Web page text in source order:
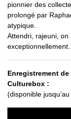
pionnier des
prolongé par
atypique.
Attendri, rajeuni, on
Enregistrement
Culturebox :
(disponible